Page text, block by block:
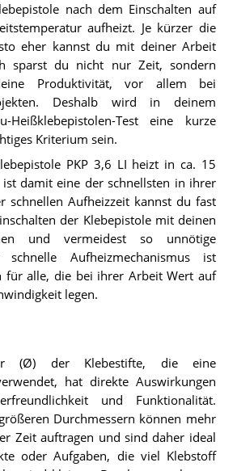
nach dem Einschalten auf
aufheizt. Je kürzer die
eher kannst du mit deiner Arbeit
sparst du nicht nur Zeit, sondern
Produktivität, vor allem bei
Deshalb wird in deinem
Heißklebepistolen-Test eine kurze
Kriterium sein.
PKP 3,6 LI heizt in ca. 15
damit eine der schnellsten in ihrer
schnellen Aufheizzeit kannst du fast
der Klebepistole mit deinen
und vermeidest so unnötige
schnelle Aufheizmechanismus ist
für alle, die bei ihrer Arbeit Wert auf
legen.
(Ø) der Klebestifte, die eine
hat direkte Auswirkungen
und Funktionalität.
Durchmessern können mehr
Zeit auftragen und sind daher ideal
oder Aufgaben, die viel Klebstoff